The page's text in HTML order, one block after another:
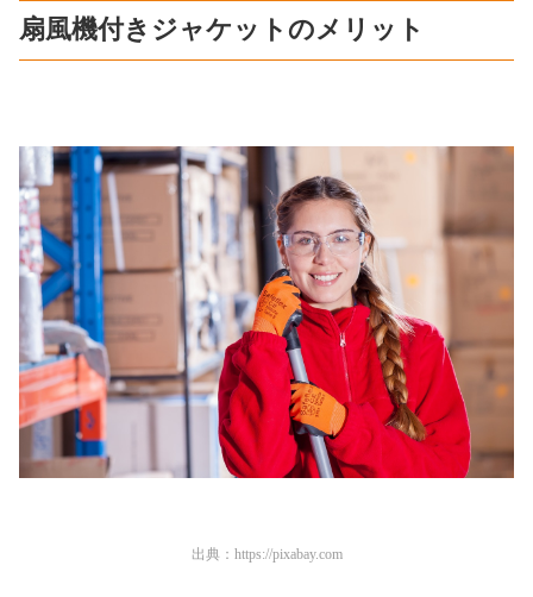
扇風機付きジャケットのメリット
出典： https://pixabay.com